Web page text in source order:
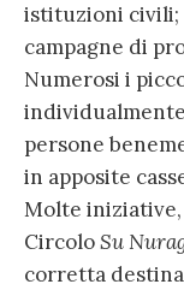
istituzioni civili;
campagne di
Numerosi i
persone
in apposite
Molte
CircoloSu
corretta